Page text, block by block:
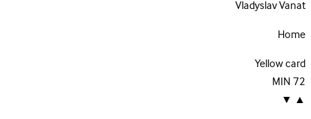
Vladyslav Vanat
Home
Yellow card
72
MIN
▲
▼